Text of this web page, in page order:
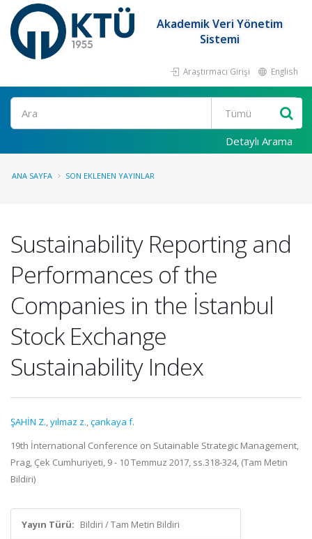
Akademik Veri Yönetim
Sistemi
Araştırmacı Girişi English
Ara
Detaylı Arama
ANA SAYFA SON EKLENEN YAYINLAR
Sustainability Reporting and
Performances of the
Companies in the İstanbul
Stock Exchange
Sustainability Index
ŞAHİN Z.,yılmaz z.,çankaya f.
19th İnternational Conference on Sutainable Strategic Management,
Prag, Çek Cumhuriyeti, 9 - 10 Temmuz 2017, ss.318-324, (Tam Metin
Bildiri)
Yayın Türü: Bildiri / Tam Metin Bildiri